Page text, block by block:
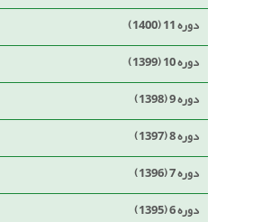
دوره 11 (1400)
دوره 10 (1399)
دوره 9 (1398)
دوره 8 (1397)
دوره 7 (1396)
دوره 6 (1395)